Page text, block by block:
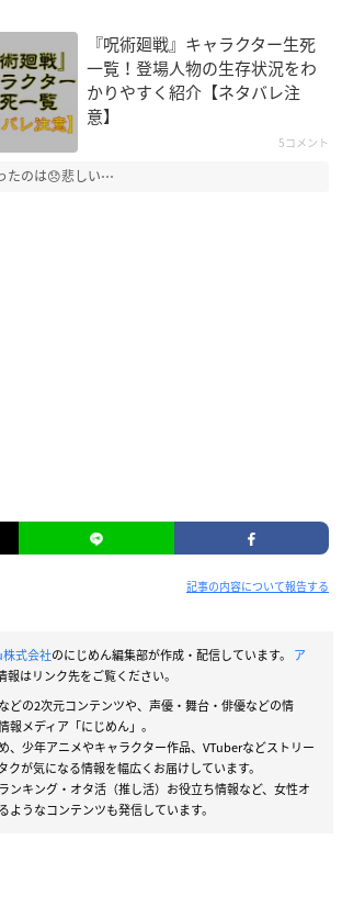
『呪術廻戦』キャラクター生死
一覧！登場人物の生存状況をわ
かりやすく紹介【ネタバレ注
意】
5コメント
たのは😞悲しい⋯
記事の内容について報告する
式会社のにじめん編集部が作成・配信しています。 ア
報はリンク先をご覧ください。
どの2次元コンテンツや、声優・舞台・俳優などの情
メディア「にじめん」。
、少年アニメやキャラクター作品、VTuberなどストリー
クが気になる情報を幅広くお届けしています。
ンキング・オタ活（推し活）お役立ち情報など、女性オ
ようなコンテンツも発信しています。